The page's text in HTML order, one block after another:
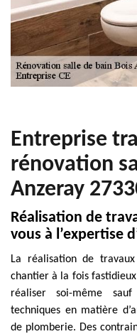
Entreprise
rénovation
Anzeray
Réalisation de
vous à l’expertise
La réalisation de
chantier à la fois fastidieux
réaliser soi-même
techniques en matière
de plomberie. Des